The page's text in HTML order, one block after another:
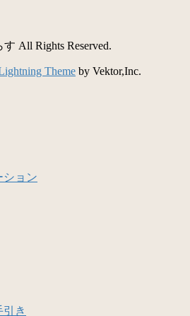
All Rights Reserved.
Theme by Vektor,Inc.
ション
き